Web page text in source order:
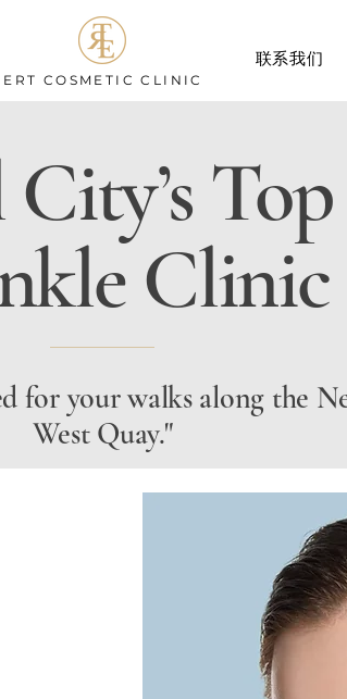
ERT COSMETIC CLINIC
联系我们
Clinic
for your walks along the
West Quay."